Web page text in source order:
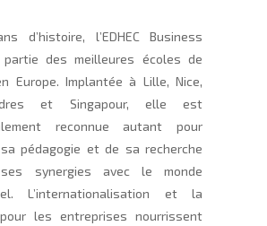
d’histoire, l’EDHEC Business
des meilleures écoles de
Europe. Implantée à Lille, Nice,
et Singapour, elle est
reconnue autant pour
pédagogie et de sa recherche
synergies avec le monde
L’internationalisation et la
les entreprises nourrissent